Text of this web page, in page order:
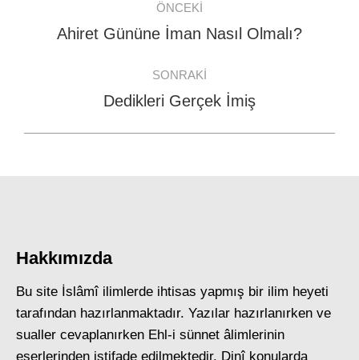
navigation
ÖNCEKI
Previous
Ahiret Gününe İman Nasıl Olmalı?
SONRAKI
Next
Dedikleri Gerçek İmiş
Hakkımızda
Bu site İslâmî ilimlerde ihtisas yapmış bir ilim heyeti
tarafından hazırlanmaktadır. Yazılar hazırlanırken ve
sualler cevaplanırken Ehl-i sünnet âlimlerinin
eserlerinden istifade edilmektedir. Dinî konularda